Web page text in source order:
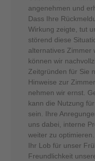
angenehmen und
Dass Ihre
Wirkung zeigte, tut
störend diese
alternatives Zimmer
können wir
Zeitgründen für Sie
Hinweise zur
nehmen wir ernst.
kann die Nutzung
sein. Ihre
uns dabei, interne
weiter zu
Ihr Lob für unser
Freundlichkeit